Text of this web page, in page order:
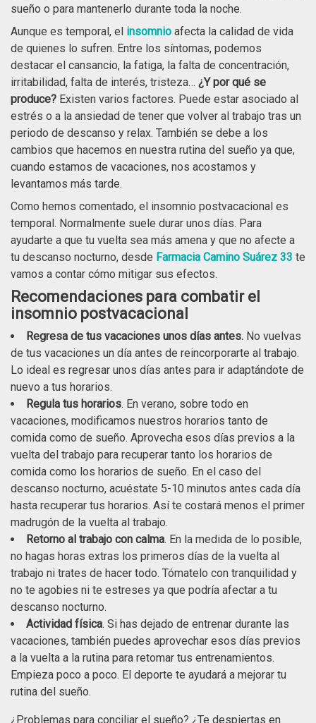
sueño o para mantenerlo durante toda la noche.
Aunque es temporal, el insomnio afecta la calidad de vida
de quienes lo sufren. Entre los síntomas, podemos
destacar el cansancio, la fatiga, la falta de concentración,
irritabilidad, falta de interés, tristeza… ¿Y por qué se
produce? Existen varios factores. Puede estar asociado al
estrés o a la ansiedad de tener que volver al trabajo tras un
periodo de descanso y relax. También se debe a los
cambios que hacemos en nuestra rutina del sueño ya que,
cuando estamos de vacaciones, nos acostamos y
levantamos más tarde.
Como hemos comentado, el insomnio postvacacional es
temporal. Normalmente suele durar unos días. Para
ayudarte a que tu vuelta sea más amena y que no afecte a
tu descanso nocturno, desde Farmacia Camino Suárez 33 te
vamos a contar cómo mitigar sus efectos.
Recomendaciones para combatir el
insomnio postvacacional
Regresa de tus vacaciones unos días antes. No vuelvas
de tus vacaciones un día antes de reincorporarte al trabajo.
Lo ideal es regresar unos días antes para ir adaptándote de
nuevo a tus horarios.
Regula tus horarios. En verano, sobre todo en
vacaciones, modificamos nuestros horarios tanto de
comida como de sueño. Aprovecha esos días previos a la
vuelta del trabajo para recuperar tanto los horarios de
comida como los horarios de sueño. En el caso del
descanso nocturno, acuéstate 5-10 minutos antes cada día
hasta recuperar tus horarios. Así te costará menos el primer
madrugón de la vuelta al trabajo.
Retorno al trabajo con calma. En la medida de lo posible,
no hagas horas extras los primeros días de la vuelta al
trabajo ni trates de hacer todo. Tómatelo con tranquilidad y
no te agobies ni te estreses ya que podría afectar a tu
descanso nocturno.
Actividad física. Si has dejado de entrenar durante las
vacaciones, también puedes aprovechar esos días previos
a la vuelta a la rutina para retomar tus entrenamientos.
Empieza poco a poco. El deporte te ayudará a mejorar tu
rutina del sueño.
¿Problemas para conciliar el sueño? ¿Te despiertas en